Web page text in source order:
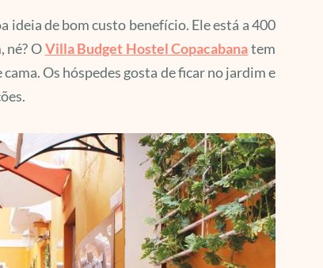
ideia de bom custo benefício. Ele está a 400
né? OVilla Budget Hostel Copacabanatem
Os hóspedes gosta de ficar no jardim e